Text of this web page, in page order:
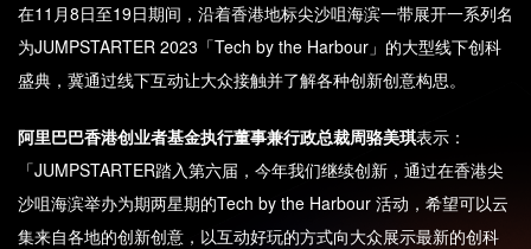
在11月8日至19日期间，沿着香港地标尖沙咀海滨一带展开一系列名
为JUMPSTARTER 2023「Tech by the Harbour」的大型线下创科
盛典，冀通过线下互动让大众接触并了解各种创新创意构思。
阿里巴巴香港创业者基金执行董事兼行政总裁周骆美琪表示：
「JUMPSTARTER踏入第六届，今年我们继续创新，通过在香港尖
沙咀海滨举办为期两星期的Tech by the Harbour 活动，希望可以云
集来自各地的创新创意，以互动好玩的方式向大众展示最新的创科